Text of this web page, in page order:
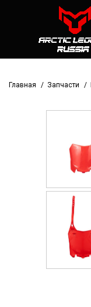
Главная Запчасти